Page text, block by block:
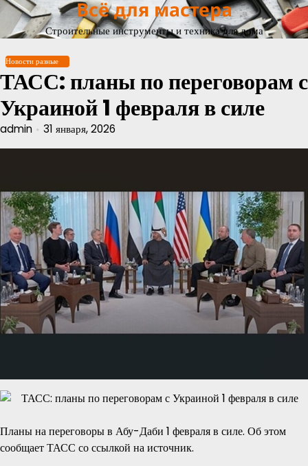
Перейти
содержимому
Всё для мастера
Строительные инструменты и техника для дома
Новости разные
ТАСС: планы по переговорам с
Украиной 1 февраля в силе
admin 31 января, 2026
Планы на переговоры в Абу-Даби 1 февраля в силе. Об этом
сообщает ТАСС со ссылкой на источник.